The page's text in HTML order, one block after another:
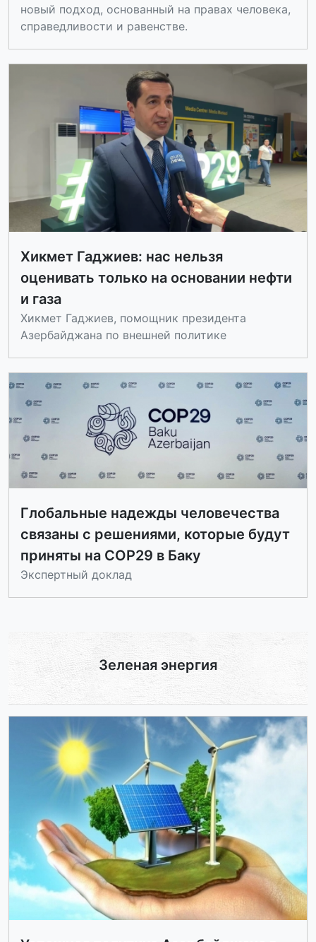
новый подход, основанный на правах человека,
справедливости и равенстве.
Хикмет Гаджиев: нас нельзя
оценивать только на основании нефти
и газа
Хикмет Гаджиев, помощник президента
Азербайджана по внешней политике
Глобальные надежды человечества
связаны с решениями, которые будут
приняты на COP29 в Баку
Экспертный доклад
Зеленая энергия